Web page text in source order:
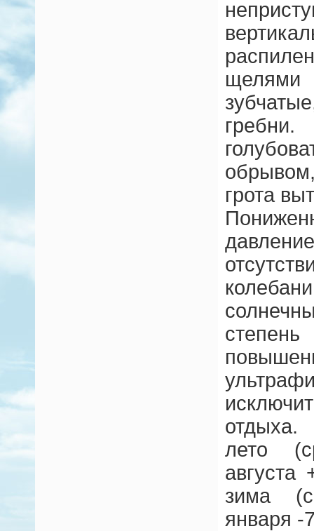
грота
лето
августа
зима
января -